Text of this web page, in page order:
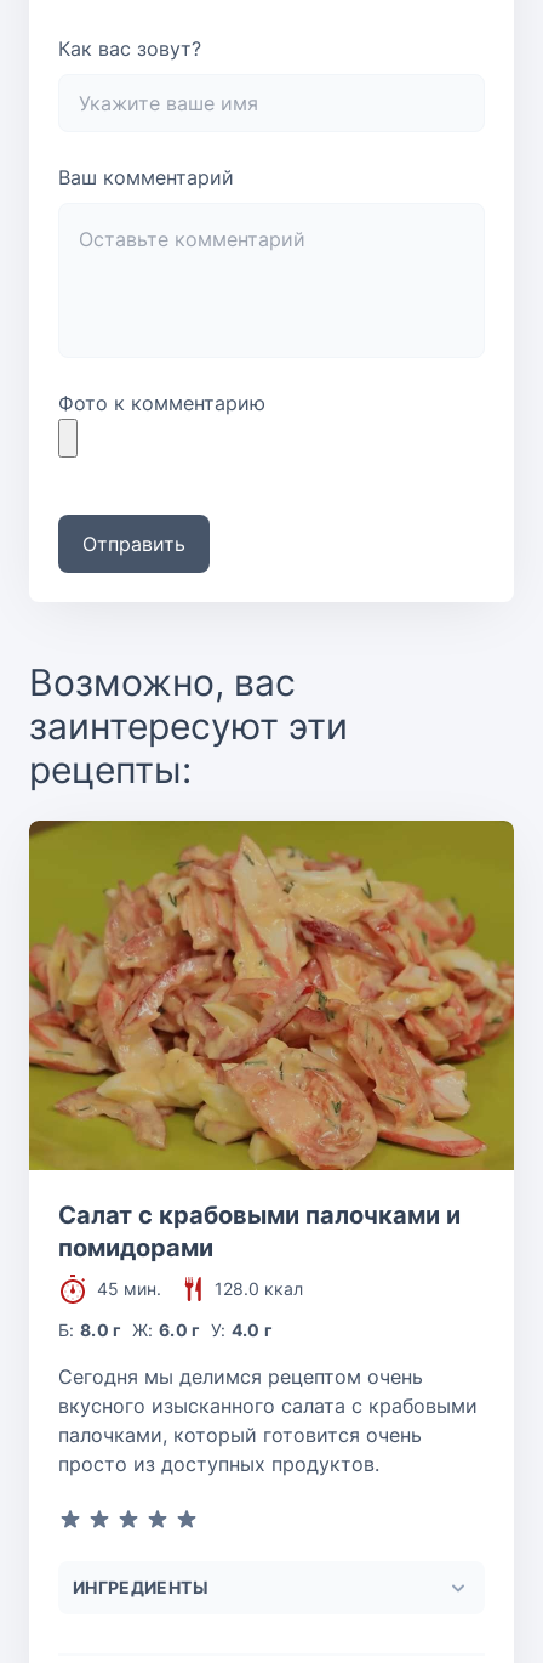
Как вас зовут?
Ваш комментарий
Фото к комментарию
Отправить
Возможно, вас
заинтересуют эти
рецепты:
Салат с крабовыми палочками и
помидорами
45 мин.
128.0 ккал
Б:8.0 г Ж: 6.0 г У: 4.0 г
Сегодня мы делимся рецептом очень
вкусного изысканного салата с крабовыми
палочками, который готовится очень
просто из доступных продуктов.
ИНГРЕДИЕНТЫ